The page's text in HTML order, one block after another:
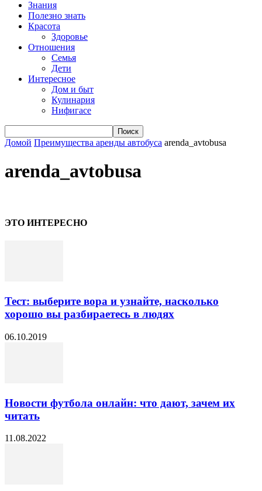
Знания
Полезно знать
Красота
Здоровье
Отношения
Семья
Дети
Интересное
Дом и быт
Кулинария
Нифигасе
Домой Преимущества аренды автобуса arenda_avtobusa
arenda_avtobusa
ЭТО ИНТЕРЕСНО
Тест: выберите вора и узнайте, насколько
хорошо вы разбираетесь в людях
06.10.2019
Новости футбола онлайн: что дают, зачем их
читать
11.08.2022